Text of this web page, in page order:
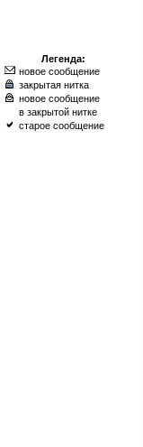
Легенда:
новое сообщение
закрытая нитка
новое сообщение
в закрытой нитке
старое сообщение